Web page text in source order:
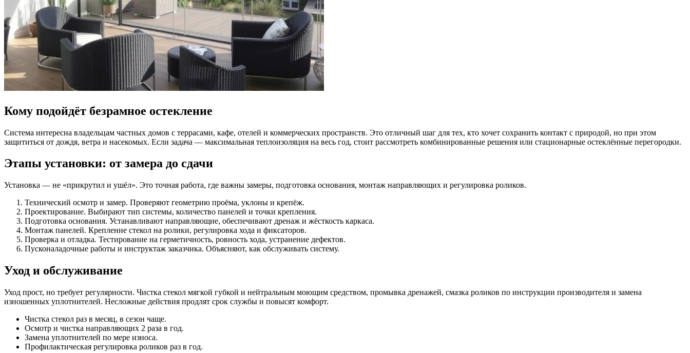
Кому подойдёт безрамное остекление
Система интересна владельцам частных домов с террасами, кафе, отелей и коммерческих пространств. Это отличный шаг для тех, кто хочет сохранить контакт с природой, но при этом
защититься от дождя, ветра и насекомых. Если задача — максимальная теплоизоляция на весь год, стоит рассмотреть комбинированные решения или стационарные остеклённые перегородки.
Этапы установки: от замера до сдачи
Установка — не «прикрутил и ушёл». Это точная работа, где важны замеры, подготовка основания, монтаж направляющих и регулировка роликов.
Технический осмотр и замер. Проверяют геометрию проёма, уклоны и крепёж.
Проектирование. Выбирают тип системы, количество панелей и точки крепления.
Подготовка основания. Устанавливают направляющие, обеспечивают дренаж и жёсткость каркаса.
Монтаж панелей. Крепление стекол на ролики, регулировка хода и фиксаторов.
Проверка и отладка. Тестирование на герметичность, ровность хода, устранение дефектов.
Пусконаладочные работы и инструктаж заказчика. Объясняют, как обслуживать систему.
Уход и обслуживание
Уход прост, но требует регулярности. Чистка стекол мягкой губкой и нейтральным моющим средством, промывка дренажей, смазка роликов по инструкции производителя и замена
изношенных уплотнителей. Несложные действия продлят срок службы и повысят комфорт.
Чистка стекол раз в месяц, в сезон чаще.
Осмотр и чистка направляющих 2 раза в год.
Замена уплотнителей по мере износа.
Профилактическая регулировка роликов раз в год.